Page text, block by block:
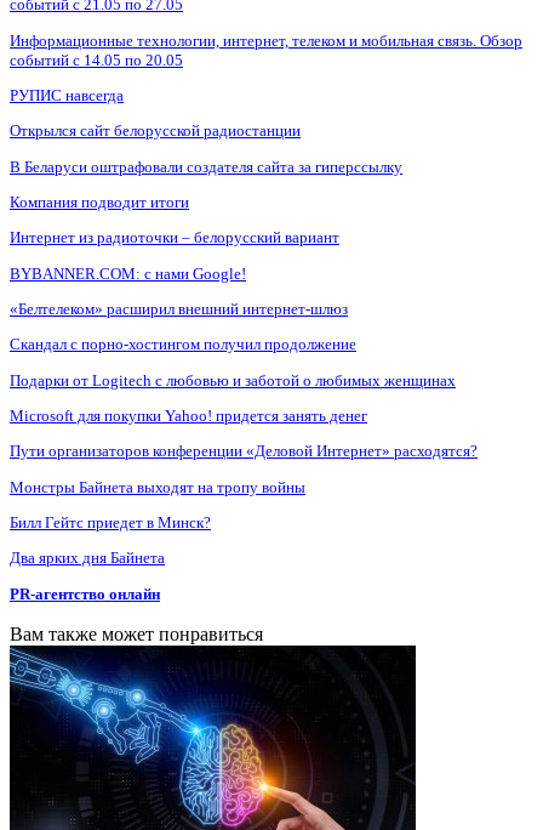
событий с 21.05 по 27.05
Информационные технологии, интернет, телеком и мобильная связь. Обзор
событий с 14.05 по 20.05
РУПИС навсегда
Открылся сайт белорусской радиостанции
В Беларуси оштрафовали создателя сайта за гиперссылку
Компания подводит итоги
Интернет из радиоточки – белорусский вариант
BYBANNER.COM: c нами Google!
«Белтелеком» расширил внешний интернет-шлюз
Скандал с порно-хостингом получил продолжение
Подарки от Logitech с любовью и заботой о любимых женщинах
Microsoft для покупки Yahoo! придется занять денег
Пути организаторов конференции «Деловой Интернет» расходятся?
Монстры Байнета выходят на тропу войны
Билл Гейтс приедет в Минск?
Два ярких дня Байнета
PR-агентство онлайн
Вам также может понравиться